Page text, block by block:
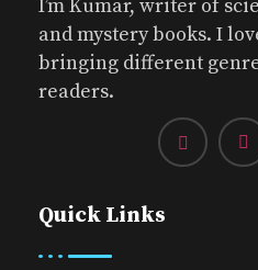
I’m Kumar, writer of
and mystery books. I
bringing different
readers.
Quick Links